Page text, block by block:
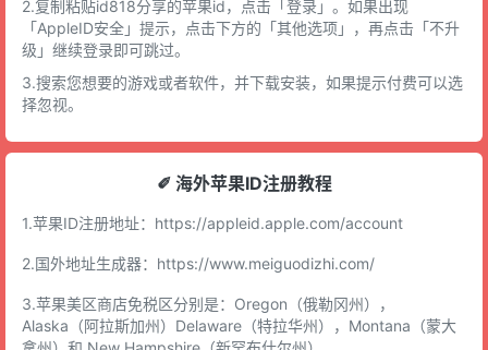
2.复制粘贴id818分享的苹果id，点击「登录」。如果出现
「AppleID安全」提示，点击下方的「其他选项」，再点击「不升
级」继续登录即可跳过。
3.搜索您想要的游戏或者软件，并下载安装，如果提示付费可以选
择忽视。
✐ 海外苹果ID注册教程
1.苹果ID注册地址： https://appleid.apple.com/account
2.国外地址生成器： https://www.meiguodizhi.com/
3.苹果美区商店免税区分别是：Oregon（俄勒冈州），
Alaska（阿拉斯加州）Delaware（特拉华州），Montana（蒙大